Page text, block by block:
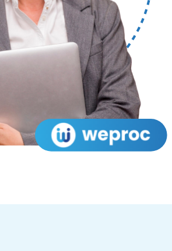
Salud y sector sanitario
Control de presupuestos y